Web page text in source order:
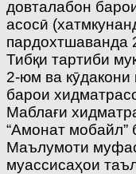
довталабон
асосӣ
пардохтшаванда
Тибқи тартиби
2-юм ва
барои
Маблағи
“Амонат мобайл”
Маълумоти
муассисаҳои